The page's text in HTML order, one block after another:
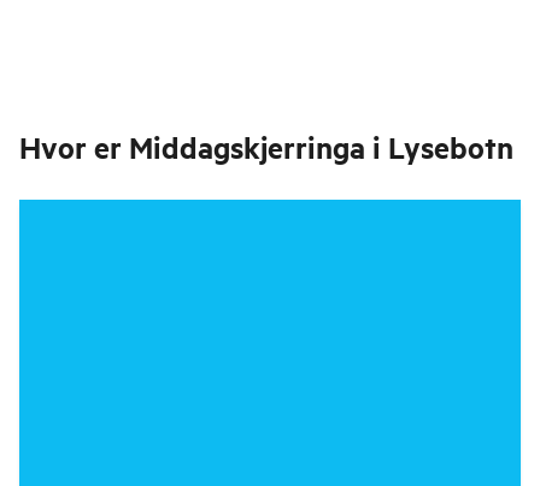
Hvor er Middagskjerringa i Lysebotn